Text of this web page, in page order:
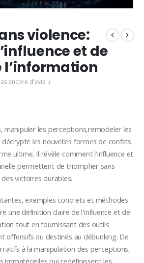
violence:
et de
l’information
encore d’avis. )
manipuler les perceptions,remodeler les
les nouvelles formes de conflits
ultime. Il révèle comment l’influence et
permettent de triompher sans
victoires durables.
exemples concrets et méthodes
une définition claire de l’influence et de
tout en fournissant des outils
offensifs ou destinés au débunking. De
à la manipulation des perceptions,
immatérielles qui redéfinissent les